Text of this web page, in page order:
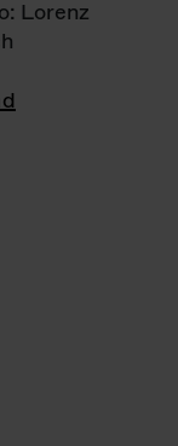
Lorenz